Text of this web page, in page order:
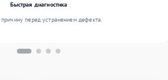
Быстрая диагностика
перед устранением дефекта.